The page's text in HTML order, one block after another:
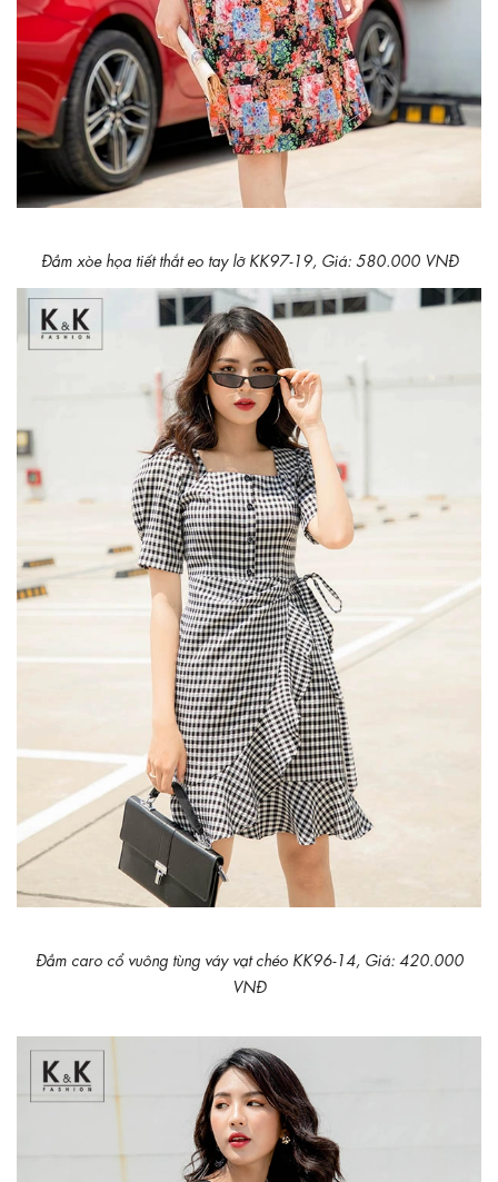
Đầm xòe họa tiết thắt eo tay lỡ KK97-19, Giá: 580.000 VNĐ
Đầm caro cổ vuông tùng váy vạt chéo KK96-14, Giá: 420.000
VNĐ